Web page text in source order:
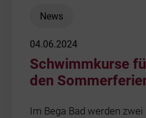
News
04.06.2024
Schwimmkurse
den
Im Bega Bad werden